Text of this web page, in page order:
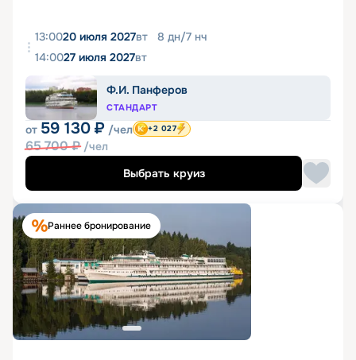
13:0020 июля 2027вт 8 дн/7 нч
14:0027 июля 2027вт
Ф.И. Панферов
СТАНДАРТ
от 59 130 ₽ /чел
65 700₽ /чел
+2 027
Выбрать круиз
Раннее бронирование